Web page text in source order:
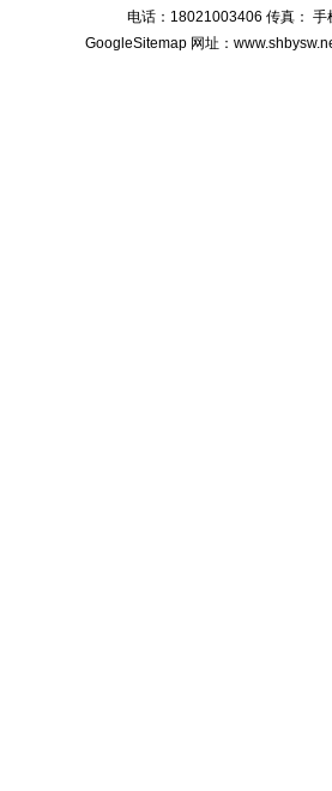
电话：18021003406 传真： 手
GoogleSitemap 网址：